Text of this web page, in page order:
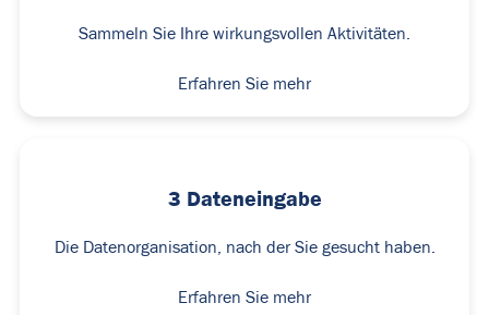
Sammeln Sie Ihre wirkungsvollen Aktivitäten.
Erfahren Sie mehr
3 Dateneingabe
Die Datenorganisation, nach der Sie gesucht haben.
Erfahren Sie mehr